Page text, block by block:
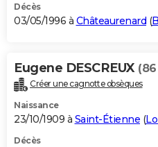
Décès
03/05/1996 à Châteaurenard (
Eugene DESCREUX
Créer une cagnotte obsèques
Naissance
23/10/1909 à Saint-Étienne (
Décès